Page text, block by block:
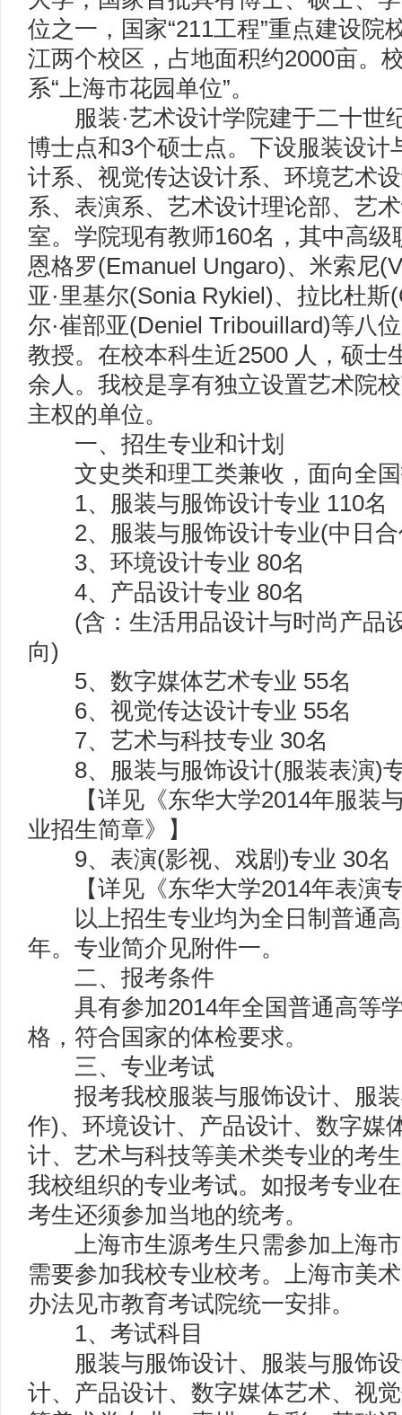
位之一，国家“211工程”重点建设院
江两个校区，占地面积约2000亩。
系“上海市花园单位”。
服装·艺术设计学院建于二十世
博士点和3个硕士点。下设服装设计
计系、视觉传达设计系、环境艺术
系、表演系、艺术设计理论部、艺
室。学院现有教师160名，其中高
恩格罗(Emanuel Ungaro)、米索尼
亚·里基尔(Sonia Rykiel)、拉比杜
尔·崔部亚(Deniel Tribouillard)等八
教授。在校本科生近2500 人，硕士
余人。我校是享有独立设置艺术院
主权的单位。
一、招生专业和计划
文史类和理工类兼收，面向全国
1、服装与服饰设计专业 110名
2、服装与服饰设计专业(中日合
3、环境设计专业 80名
4、产品设计专业 80名
(含：生活用品设计与时尚产品
向)
5、数字媒体艺术专业 55名
6、视觉传达设计专业 55名
7、艺术与科技专业 30名
8、服装与服饰设计(服装表演)
【详见《东华大学2014年服装
业招生简章》】
9、表演(影视、戏剧)专业 30名
【详见《东华大学2014年表演专
以上招生专业均为全日制普通高
年。专业简介见附件一。
二、报考条件
具有参加2014年全国普通高等学
格，符合国家的体检要求。
三、专业考试
报考我校服装与服饰设计、服装
作)、环境设计、产品设计、数字媒
计、艺术与科技等美术类专业的考
我校组织的专业考试。如报考专业
考生还须参加当地的统考。
上海市生源考生只需参加上海市
需要参加我校专业校考。上海市美
办法见市教育考试院统一安排。
1、考试科目
服装与服饰设计、服装与服饰设
计、产品设计、数字媒体艺术、视